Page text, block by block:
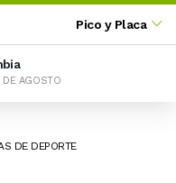
Pico y Placa
AGOSTO
DE DEPORTE